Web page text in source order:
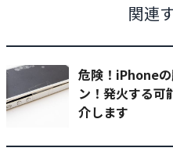
関連
危険！iPhone
ン！発火する可
介します